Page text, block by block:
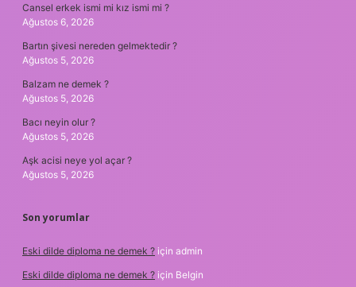
Cansel erkek ismi mi kız ismi mi ?
Ağustos 6, 2026
Bartın şivesi nereden gelmektedir ?
Ağustos 5, 2026
Balzam ne demek ?
Ağustos 5, 2026
Bacı neyin olur ?
Ağustos 5, 2026
Aşk acisi neye yol açar ?
Ağustos 5, 2026
Son yorumlar
Eski dilde diploma ne demek ? için admin
Eski dilde diploma ne demek ? için Belgin